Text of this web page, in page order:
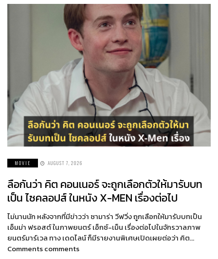
MOVIE AUGUST 7, 2026
ลือกันว่า คิต คอนเนอร์ จะถูกเลือกตัวให้มารับบท
เป็น ไซคลอปส์ ในหนัง X-MEN เรื่องต่อไป
ไม่นานนัก หลังจากที่มีข่าวว่า ซามาร่า วีฟวิ่ง ถูกเลือกให้มารับบทเป็น
เอ็มม่า ฟรอสต์ ในภาพยนตร์ เอ็กซ์-เม็น เรื่องต่อไปในจักรวาลภาพ
ยนตร์มาร์เวล ทาง เดดไลน์ ก็มีรายงานพิเศษเปิดเผยต่อว่า คิต…
Comments comments